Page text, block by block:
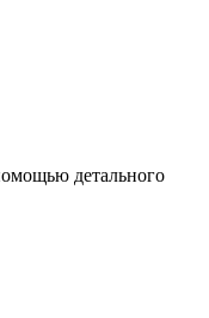
детального